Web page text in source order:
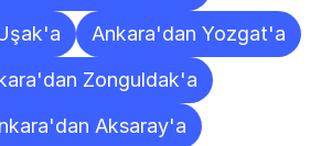
Ankara'dan Yozgat'a
Zonguldak'a
Aksaray'a